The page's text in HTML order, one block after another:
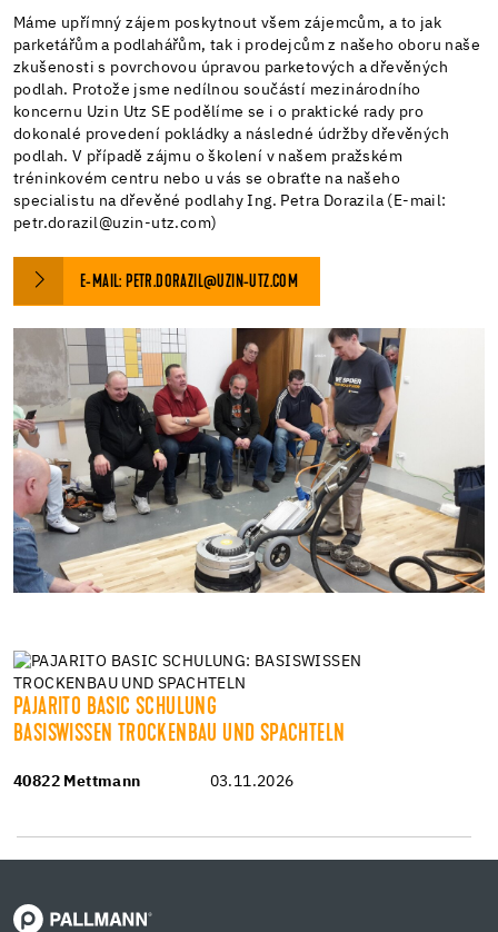
Máme upřímný zájem poskytnout všem zájemcům, a to jak
parketářům a podlahářům, tak i prodejcům z našeho oboru naše
zkušenosti s povrchovou úpravou parketových a dřevěných
podlah. Protože jsme nedílnou součástí mezinárodního
koncernu Uzin Utz SE podělíme se i o praktické rady pro
dokonalé provedení pokládky a následné údržby dřevěných
podlah. V případě zájmu o školení v našem pražském
tréninkovém centru nebo u vás se obraťte na našeho
specialistu na dřevěné podlahy Ing. Petra Dorazila (E-mail:
petr.dorazil@uzin-utz.com)
E-MAIL: PETR.DORAZIL@UZIN-UTZ.COM
PAJARITO BASIC SCHULUNG
BASISWISSEN TROCKENBAU UND SPACHTELN
40822 Mettmann 03.11.2026